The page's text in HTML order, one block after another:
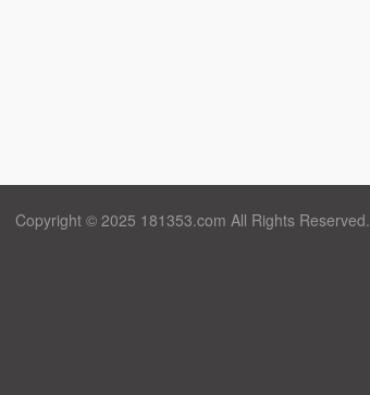
Copyright © 2025 181353.com All Rights Reserved.